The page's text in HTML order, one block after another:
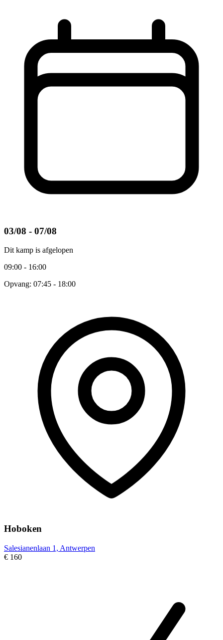
03/08 - 07/08
Dit kamp is afgelopen
09:00 - 16:00
Opvang: 07:45 - 18:00
Hoboken
Salesianenlaan 1, Antwerpen
€ 160